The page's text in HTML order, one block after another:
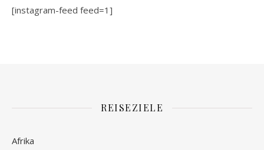
[instagram-feed feed=1]
REISEZIELE
Afrika